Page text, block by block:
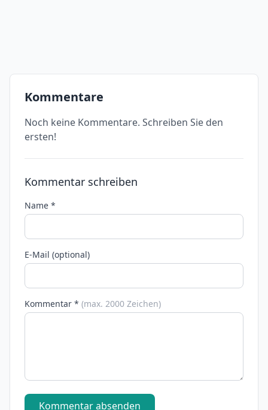
Kommentare
Noch keine Kommentare. Schreiben Sie den
ersten!
Kommentar schreiben
Name *
E-Mail (optional)
Kommentar * (max. 2000 Zeichen)
Kommentar absenden